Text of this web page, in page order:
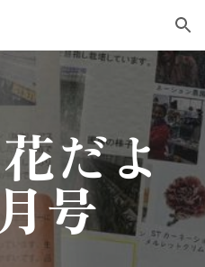
Skip to navigation
花だよ
月号